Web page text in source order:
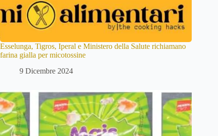
Esselunga, Tigros, Iperal e Ministero della Salute richiamano
farina gialla per micotossine
9 Dicembre 2024